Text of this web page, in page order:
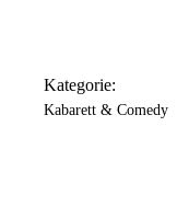
Kategorie:
Kabarett & Comedy